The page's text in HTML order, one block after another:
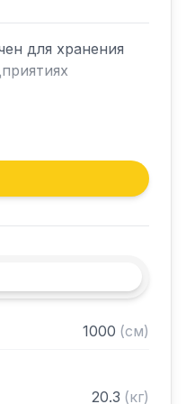
для хранения
430 толщиной
мм
1000 (см)
20.3 (кг)